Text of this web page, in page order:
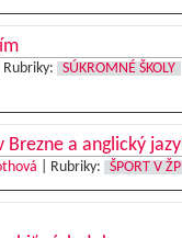
Rubriky: SÚKROMNÉ ŠKOLY
Brezne a anglický
Rubriky: ŠPORT V ŽP